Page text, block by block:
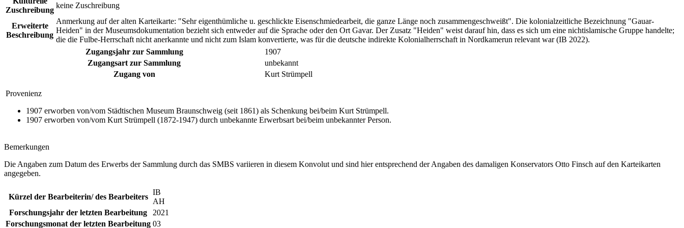
Zuschreibung
keine Zuschreibung
Erweiterte
Beschreibung
Anmerkung auf der alten Karteikarte: "Sehr eigenthümliche u. geschlickte Eisenschmiedearbeit, die ganze Länge noch zusammengeschweißt". Die kolonialzeitliche Bezeichnung "Gauar-
Heiden" in der Museumsdokumentation bezieht sich entweder auf die Sprache oder den Ort Gavar. Der Zusatz "Heiden" weist darauf hin, dass es sich um eine nichtislamische Gruppe handelte;
die die Fulbe-Herrschaft nicht anerkannte und nicht zum Islam konvertierte, was für die deutsche indirekte Kolonialherrschaft in Nordkamerun relevant war (IB 2022).
Zugangsjahr zur Sammlung
1907
Zugangsart zur Sammlung
unbekannt
Zugang von
Kurt Strümpell
Provenienz
1907 erworben von/vom Städtischen Museum Braunschweig (seit 1861) als Schenkung bei/beim Kurt Strümpell.
1907 erworben von/vom Kurt Strümpell (1872-1947) durch unbekannte Erwerbsart bei/beim unbekannter Person.
Bemerkungen
Die Angaben zum Datum des Erwerbs der Sammlung durch das SMBS variieren in diesem Konvolut und sind hier entsprechend der Angaben des damaligen Konservators Otto Finsch auf den Karteikarten
angegeben.
Kürzel der Bearbeiterin/ des Bearbeiters
IB
AH
Forschungsjahr der letzten Bearbeitung
2021
Forschungsmonat der letzten Bearbeitung 03